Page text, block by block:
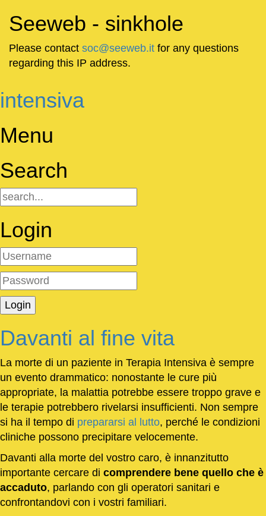
Seeweb - sinkhole
Please contact soc@seeweb.it for any questions
regarding this IP address.
intensiva
Menu
Search
Login
Davanti al fine vita
La morte di un paziente in Terapia Intensiva è sempre
un evento drammatico: nonostante le cure più
appropriate, la malattia potrebbe essere troppo grave e
le terapie potrebbero rivelarsi insufficienti. Non sempre
si ha il tempo di prepararsi al lutto, perché le condizioni
cliniche possono precipitare velocemente.
Davanti alla morte del vostro caro, è innanzitutto
importante cercare di comprendere bene quello che è
accaduto, parlando con gli operatori sanitari e
confrontandovi con i vostri familiari.